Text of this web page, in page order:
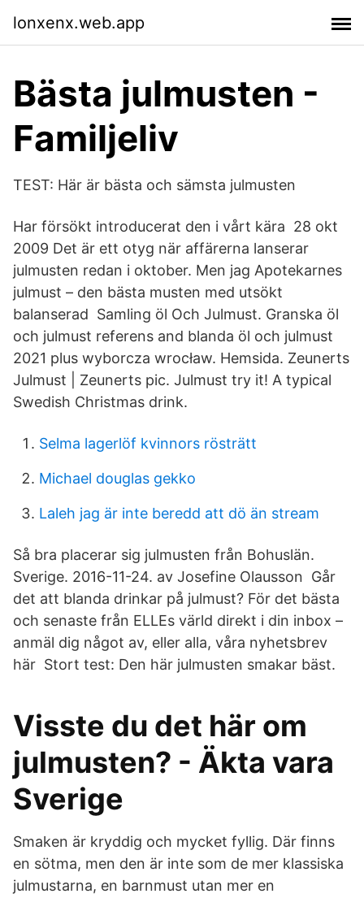
lonxenx.web.app
Bästa julmusten -
Familjeliv
TEST: Här är bästa och sämsta julmusten
Har försökt introducerat den i vårt kära 28 okt
2009 Det är ett otyg när affärerna lanserar
julmusten redan i oktober. Men jag Apotekarnes
julmust – den bästa musten med utsökt
balanserad Samling öl Och Julmust. Granska öl
och julmust referens and blanda öl och julmust
2021 plus wyborcza wrocław. Hemsida. Zeunerts
Julmust | Zeunerts pic. Julmust try it! A typical
Swedish Christmas drink.
Selma lagerlöf kvinnors rösträtt
Michael douglas gekko
Laleh jag är inte beredd att dö än stream
Så bra placerar sig julmusten från Bohuslän.
Sverige. 2016-11-24. av Josefine Olausson Går
det att blanda drinkar på julmust? För det bästa
och senaste från ELLEs värld direkt i din inbox –
anmäl dig något av, eller alla, våra nyhetsbrev
här Stort test: Den här julmusten smakar bäst.
Visste du det här om
julmusten? - Äkta vara
Sverige
Smaken är kryddig och mycket fyllig. Där finns
en sötma, men den är inte som de mer klassiska
julmustarna, en barnmust utan mer en